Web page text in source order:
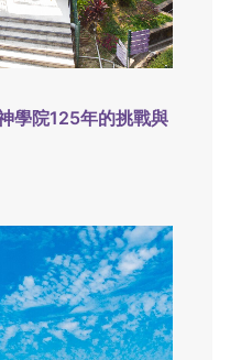
學院125年的挑戰與